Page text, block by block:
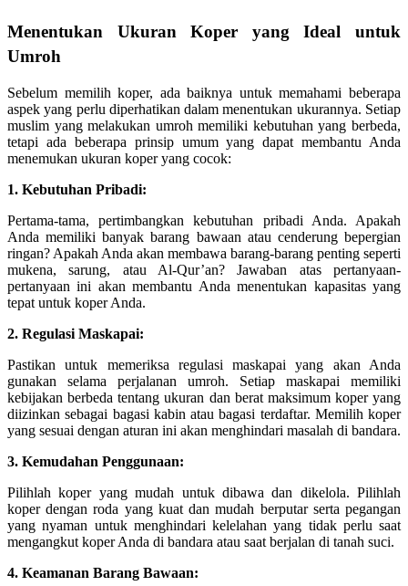
Menentukan Ukuran Koper yang Ideal untuk
Umroh
Sebelum memilih koper, ada baiknya untuk memahami beberapa
aspek yang perlu diperhatikan dalam menentukan ukurannya. Setiap
muslim yang melakukan umroh memiliki kebutuhan yang berbeda,
tetapi ada beberapa prinsip umum yang dapat membantu Anda
menemukan ukuran koper yang cocok:
1. Kebutuhan Pribadi:
Pertama-tama, pertimbangkan kebutuhan pribadi Anda. Apakah
Anda memiliki banyak barang bawaan atau cenderung bepergian
ringan? Apakah Anda akan membawa barang-barang penting seperti
mukena, sarung, atau Al-Qur’an? Jawaban atas pertanyaan-
pertanyaan ini akan membantu Anda menentukan kapasitas yang
tepat untuk koper Anda.
2. Regulasi Maskapai:
Pastikan untuk memeriksa regulasi maskapai yang akan Anda
gunakan selama perjalanan umroh. Setiap maskapai memiliki
kebijakan berbeda tentang ukuran dan berat maksimum koper yang
diizinkan sebagai bagasi kabin atau bagasi terdaftar. Memilih koper
yang sesuai dengan aturan ini akan menghindari masalah di bandara.
3. Kemudahan Penggunaan:
Pilihlah koper yang mudah untuk dibawa dan dikelola. Pilihlah
koper dengan roda yang kuat dan mudah berputar serta pegangan
yang nyaman untuk menghindari kelelahan yang tidak perlu saat
mengangkut koper Anda di bandara atau saat berjalan di tanah suci.
4. Keamanan Barang Bawaan: